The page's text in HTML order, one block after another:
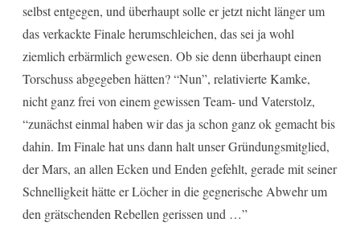
selbst entgegen, und überhaupt solle er jetzt nicht länger um
das verkackte Finale herumschleichen, das sei ja wohl
ziemlich erbärmlich gewesen. Ob sie denn überhaupt einen
Torschuss abgegeben hätten? “Nun”, relativierte Kamke,
nicht ganz frei von einem gewissen Team- und Vaterstolz,
“zunächst einmal haben wir das ja schon ganz ok gemacht bis
dahin. Im Finale hat uns dann halt unser Gründungsmitglied,
der Mars, an allen Ecken und Enden gefehlt, gerade mit seiner
Schnelligkeit hätte er Löcher in die gegnerische Abwehr um
den grätschenden Rebellen gerissen und …”